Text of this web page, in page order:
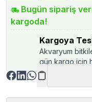
Bugün sipariş
kargoda!
Kargoya
Akvaryum
gün kargo için